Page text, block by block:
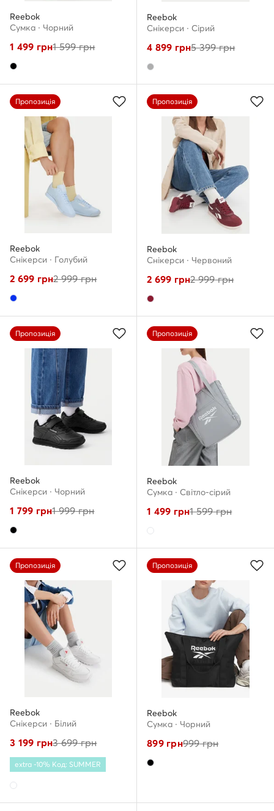
Reebok
Сумка · Чорний
1 499 грн1 599грн
Reebok
Снікерcи · Сірий
4 899 грн5 399грн
Пропозиція
Reebok
Снікерcи · Голубий
2 699 грн2 999грн
Пропозиція
Reebok
Снікерcи · Червоний
2 699 грн2 999грн
Пропозиція
Reebok
Снікерcи · Чорний
1 799 грн1 999грн
Пропозиція
Reebok
Сумка · Світло-сірий
1 499 грн1 599грн
Пропозиція
Reebok
Снікерcи · Білий
3 199 грн3 699грн
extra -10% Код: SUMMER
Пропозиція
Reebok
Сумка · Чорний
899грн999грн